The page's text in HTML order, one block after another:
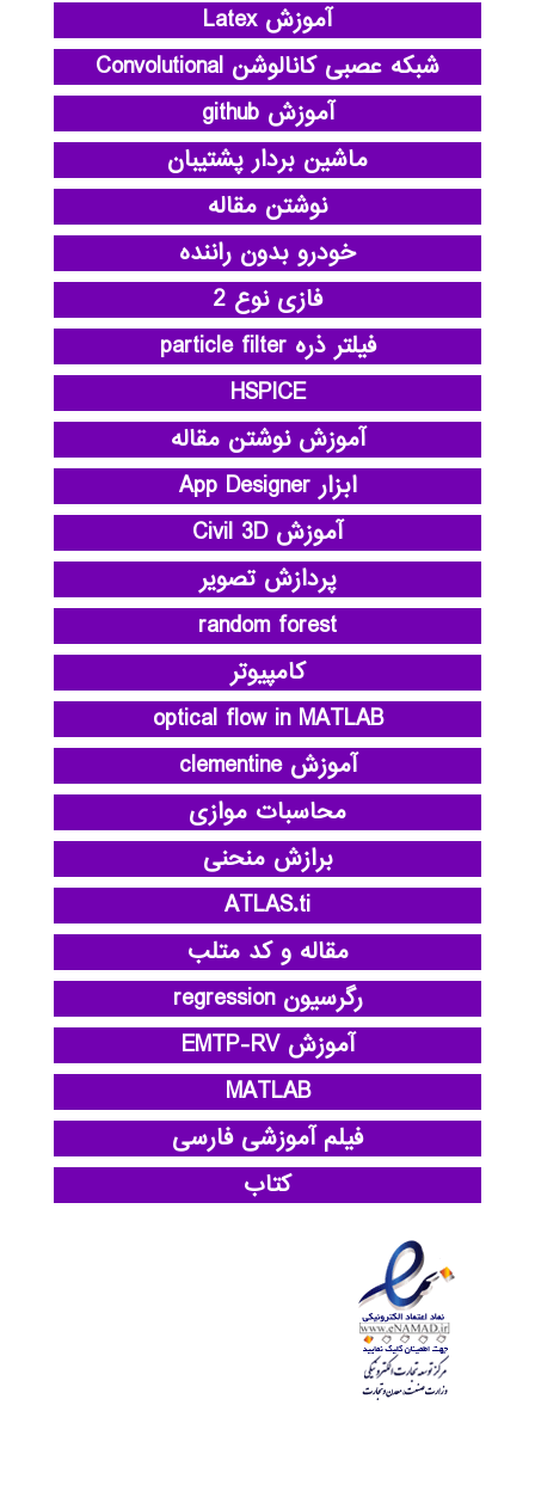
آموزش Latex
شبکه عصبی کانالوشن Convolutional
آموزش github
ماشین بردار پشتیبان
نوشتن مقاله
خودرو بدون راننده
فازی نوع 2
فیلتر ذره particle filter
HSPICE
آموزش نوشتن مقاله
ابزار App Designer
آموزش Civil 3D
پردازش تصویر
random forest
کامپیوتر
optical flow in MATLAB
آموزش clementine
محاسبات موازی
برازش منحنی
ATLAS.ti
مقاله و کد متلب
رگرسیون regression
آموزش EMTP-RV
MATLAB
فیلم آموزشی فارسی
کتاب